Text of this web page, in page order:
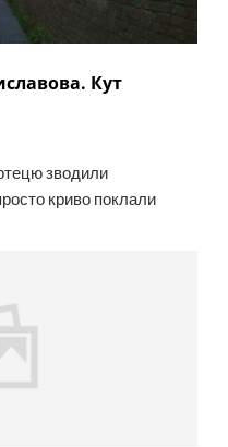
Кут
зводили
криво поклали